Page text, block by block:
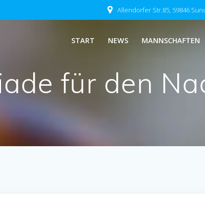
Allendorfer Str.85, 59846
START NEWS MANNSCHAFTEN
für den